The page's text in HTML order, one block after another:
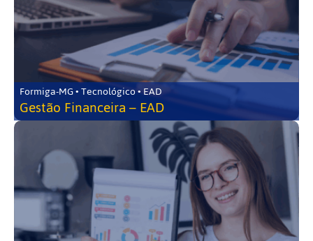
Formiga-MG • Tecnológico • EAD
Gestão Financeira – EAD